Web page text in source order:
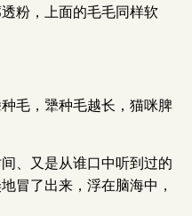
粉，上面的毛毛同样软
毛，犟种毛越长，猫咪脾
、又是从谁口中听到过的
冒了出来，浮在脑海中，